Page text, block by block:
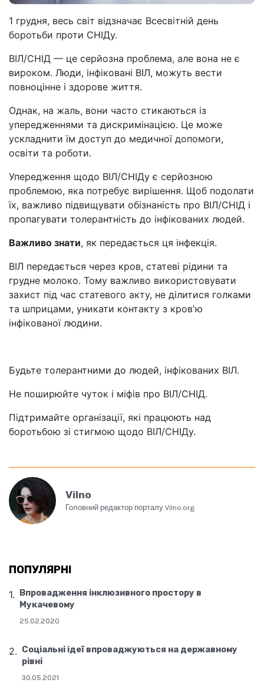
1 грудня, весь світ відзначає Всесвітній день
боротьби проти СНІДу.
ВІЛ/СНІД — це серйозна проблема, але вона не є
вироком. Люди, інфіковані ВІЛ, можуть вести
повноцінне і здорове життя.
Однак, на жаль, вони часто стикаються із
упередженнями та дискримінацією. Це може
ускладнити їм доступ до медичної допомоги,
освіти та роботи.
Упередження щодо ВІЛ/СНІДу є серйозною
проблемою, яка потребує вирішення. Щоб подолати
їх, важливо підвищувати обізнаність про ВІЛ/СНІД і
пропагувати толерантність до інфікованих людей.
Важливо знати, як передається ця інфекція.
ВІЛ передається через кров, статеві рідини та
грудне молоко. Тому важливо використовувати
захист під час статевого акту, не ділитися голками
та шприцами, уникати контакту з кров'ю
інфікованої людини.
Будьте толерантними до людей, інфікованих ВІЛ.
Не поширюйте чуток і міфів про ВІЛ/СНІД.
Підтримайте організації, які працюють над
боротьбою зі стигмою щодо ВІЛ/СНІДу.
Vilno
Головний редактор порталу Vilno.org
ПОПУЛЯРНІ
Впровадження інклюзивного простору в
Мукачевому
25.02.2020
Соціальні ідеї впроваджуються на державному
рівні
30.05.2021